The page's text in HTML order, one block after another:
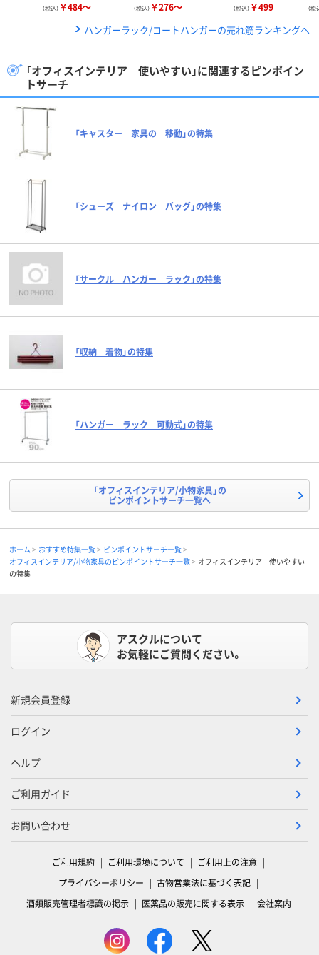
（税込） ￥484～ （税込） ￥276～ （税込） ￥499 （税
ハンガーラック/コートハンガーの売れ筋ランキングへ
「オフィスインテリア 使いやすい」に関連するピンポイン
トサーチ
「キャスター 家具の 移動」の特集
「シューズ ナイロン バッグ」の特集
「サークル ハンガー ラック」の特集
「収納 着物」の特集
「ハンガー ラック 可動式」の特集
「オフィスインテリア/小物家具」の
ピンポイントサーチ一覧へ
ホーム おすすめ特集一覧
ピンポイントサーチ一覧
オフィスインテリア/小物家具のピンポイントサーチ一覧
オフィスインテリア 使いやすい
の特集
アスクルについて
お気軽にご質問ください。
新規会員登録
ログイン
ヘルプ
ご利用ガイド
お問い合わせ
ご利用規約 ご利用環境について
ご利用上の注意
プライバシーポリシー
古物営業法に基づく表記
酒類販売管理者標識の掲示
医薬品の販売に関する表示 会社案内